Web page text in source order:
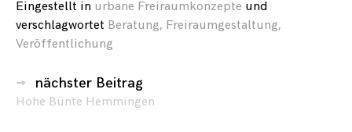
Eingestellt in urbane Freiraumkonzepte und
verschlagwortet Beratung, Freiraumgestaltung,
Veröffentlichung
Beitragsnavigation
nächster Beitrag
Hohe Bünte Hemmingen